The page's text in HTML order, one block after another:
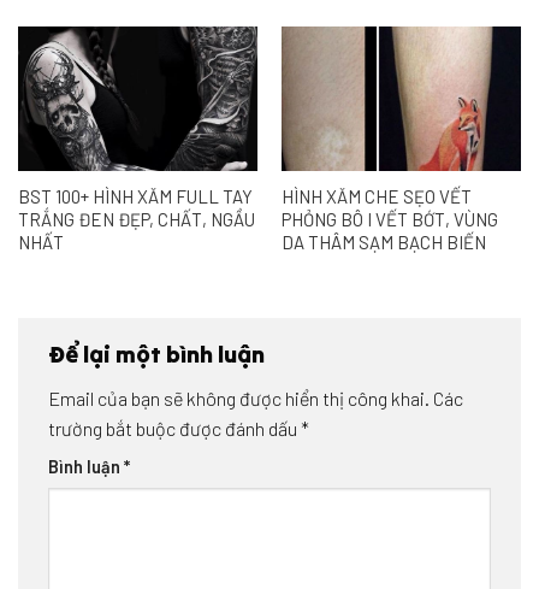
BST 100+ HÌNH XĂM FULL TAY
TRẮNG ĐEN ĐẸP, CHẤT, NGẦU
NHẤT
HÌNH XĂM CHE SẸO VẾT
PHỎNG BÔ I VẾT BỚT, VÙNG
DA THÂM SẠM BẠCH BIẾN
Để lại một bình luận
Email của bạn sẽ không được hiển thị công khai. Các
trường bắt buộc được đánh dấu *
Bình luận *